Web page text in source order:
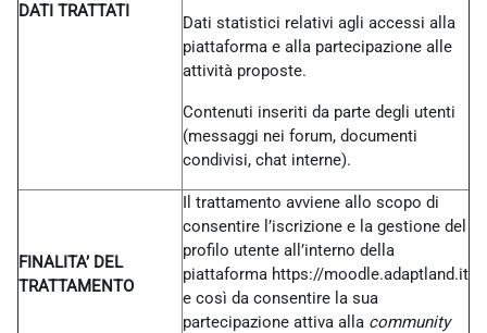
DATI TRATTATI
Dati statistici relativi agli accessi alla
piattaforma e alla partecipazione alle
attività proposte.
Contenuti inseriti da parte degli utenti
(messaggi nei forum, documenti
condivisi, chat interne).
FINALITA’ DEL
TRATTAMENTO
Il trattamento avviene allo scopo di
consentire l’iscrizione e la gestione del
profilo utente all’interno della
piattaforma https://moodle.adaptland.it
e così da consentire la sua
partecipazione attiva alla community